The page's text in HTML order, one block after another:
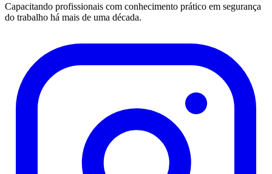
Capacitando profissionais com conhecimento prático em segurança
do trabalho há mais de uma década.